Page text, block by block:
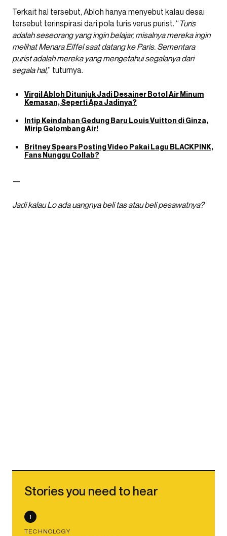
Terkait hal tersebut, Abloh hanya menyebut kalau desai
tersebut terinspirasi dari pola turis verus purist. “ Turis
adalah seseorang yang ingin belajar, misalnya mereka ingin
melihat Menara Eiffel saat datang ke Paris. Sementara
purist adalah mereka yang mengetahui segalanya dari
segala hal,” tuturnya.
Virgil Abloh Ditunjuk Jadi Desainer Botol Air Minum
Kemasan, Seperti Apa Jadinya?
Intip Keindahan Gedung Baru Louis Vuitton di Ginza,
Mirip Gelombang Air!
Britney Spears Posting Video Pakai Lagu BLACKPINK,
Fans Nunggu Collab?
—
Jadi kalau Lo ada uangnya beli tas atau beli pesawatnya?
Stories you need to hear
1
TECHNOLOGY